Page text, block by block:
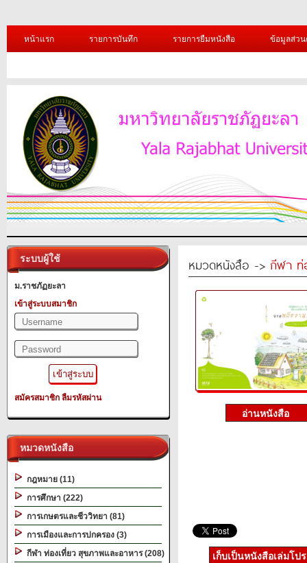
หน้าแรก รายการบันทึก รายการยืมหนังสือ ข้อมูลส่ว
ระบบผู้ใช้
ม.ราชภัฏยะลา
เข้าสู่ระบบสมาชิก
สมัครสมาชิก ลืมรหัสผ่าน
หมวดหนังสือ
กฎหมาย (11)
การศึกษา (222)
การเกษตรและชีววิทยา (81)
การเมืองและการปกครอง (3)
กีฬา ท่องเที่ยว สุขภาพและอาหาร (208)
หมวดหนังสือ -> กีฬา ท่
เก็บเป็นหนังสือเล่มโป